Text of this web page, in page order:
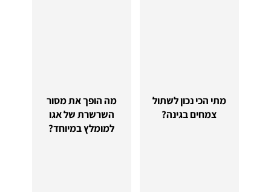
מתי הכי נכון לשתול
צמחים בגינה?
מה הופך את מסור
השרשרת של אגו
למומלץ במיוחד?